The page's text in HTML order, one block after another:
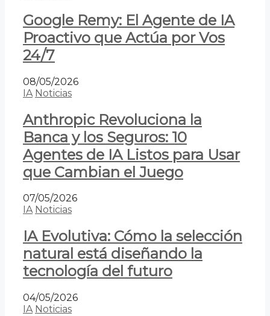
Google Remy: El Agente de IA
Proactivo que Actúa por Vos
24/7
08/05/2026
IA Noticias
Anthropic Revoluciona la
Banca y los Seguros: 10
Agentes de IA Listos para Usar
que Cambian el Juego
07/05/2026
IA Noticias
IA Evolutiva: Cómo la selección
natural está diseñando la
tecnología del futuro
04/05/2026
IA Noticias